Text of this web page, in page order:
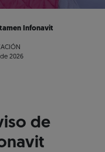
Infonavit
2026
de